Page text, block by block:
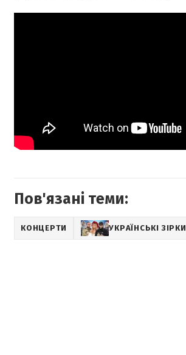
Пов'язані теми:
КОНЦЕРТИ УКРАЇНСЬКІ ЗІРКИ